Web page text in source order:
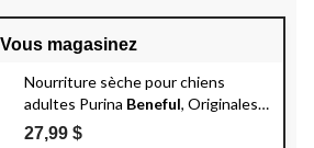
Vous magasinez
Nourriture sèche pour chiens
adultes Purina Beneful, Originales
au boeuf, 7 kg
27,99 $